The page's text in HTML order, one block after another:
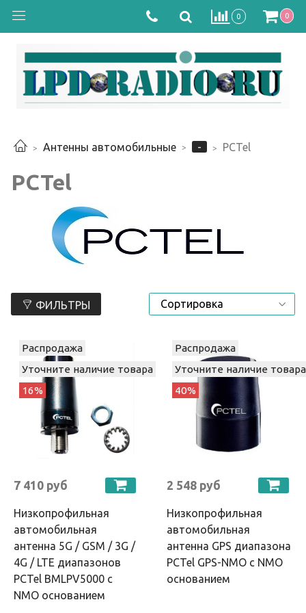
0 0
Антенны автомобильные - PCTel
PCTel
ФИЛЬТРЫ
Распродажа
Уточните наличие товара
16%
7 410 руб
Низкопрофильная
автомобильная
антенна 5G / GSM / 3G /
4G / LTE диапазонов
PCTel BMLPV5000 с
NMO основанием
Распродажа
Уточните наличие товара
40%
2 548 руб
Низкопрофильная
автомобильная
антенна GPS диапазона
PCTel GPS-NMO с NMO
основанием